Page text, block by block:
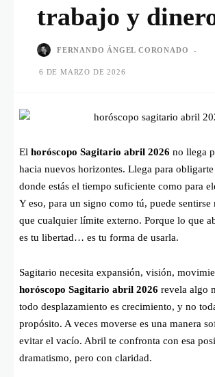
trabajo y
FERNANDO ÁNGEL CORONADO -
6 DE MARZO DE 2026
El horóscopo Sagitario abril 2026 no llega
hacia nuevos horizontes. Llega para obligarte
donde estás el tiempo suficiente como para
Y eso, para un signo como tú, puede sentirse
que cualquier límite externo. Porque lo que
es tu libertad… es tu forma de usarla.
Sagitario necesita expansión, visión,
horóscopo Sagitario abril 2026 revela algo
todo desplazamiento es crecimiento, y no
propósito. A veces moverse es una manera
evitar el vacío. Abril te confronta con esa
dramatismo, pero con claridad.